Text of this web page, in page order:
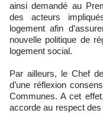
ainsi demandé au
des acteurs
logement afin
nouvelle politique de
logement social.
Par ailleurs, le Chef
d’une réflexion
Communes. A cet
accorde au respect des